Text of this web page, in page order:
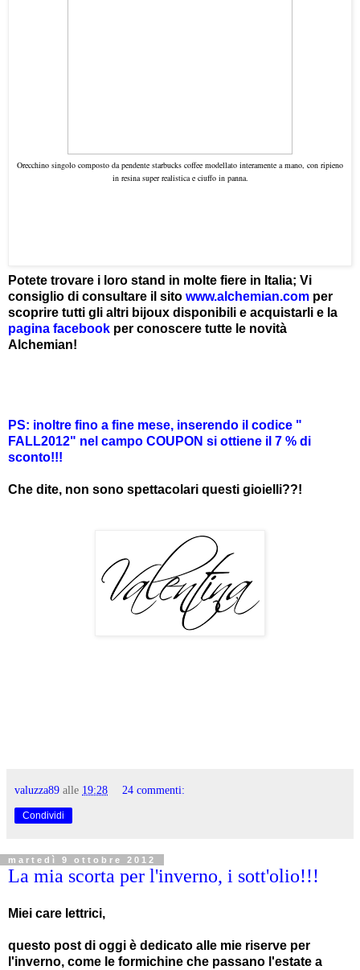
Orecchino singolo composto da pendente starbucks coffee modellato interamente a mano, con ripieno
in resina super realistica e ciuffo in panna.
Potete trovare i loro stand in molte fiere in Italia; Vi
consiglio di consultare il sito www.alchemian.com per
scoprire tutti gli altri bijoux disponibili e acquistarli e la
pagina facebook per conoscere tutte le novità
Alchemian!
PS: inoltre fino a fine mese, inserendo il codice "
FALL2012" nel campo COUPON si ottiene il 7 % di
sconto!!!
Che dite, non sono spettacolari questi gioielli??!
valuzza89 alle 19:28 24 commenti:
Condividi
martedì 9 ottobre 2012
La mia scorta per l'inverno, i sott'olio!!!
Miei care lettrici,
questo post di oggi è dedicato alle mie riserve per
l'inverno, come le formichine che passano l'estate a